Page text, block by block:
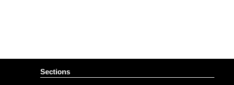
Sections